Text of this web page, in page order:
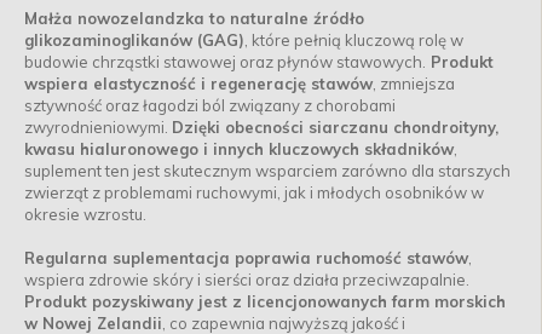
Małża nowozelandzka to naturalne źródło
glikozaminoglikanów (GAG) , które pełnią kluczową rolę w
budowie chrząstki stawowej oraz płynów stawowych. Produkt
wspiera elastyczność i regenerację stawów , zmniejsza
sztywność oraz łagodzi ból związany z chorobami
zwyrodnieniowymi. Dzięki obecności siarczanu chondroityny,
kwasu hialuronowego i innych kluczowych składników
suplement ten jest skutecznym wsparciem zarówno dla starszych
zwierząt z problemami ruchowymi, jak i młodych osobników w
okresie wzrostu.
Regularna suplementacja poprawia ruchomość stawów
wspiera zdrowie skóry i sierści oraz działa przeciwzapalnie.
Produkt pozyskiwany jest z licencjonowanych farm morskich
w Nowej Zelandii , co zapewnia najwyższą jakość i